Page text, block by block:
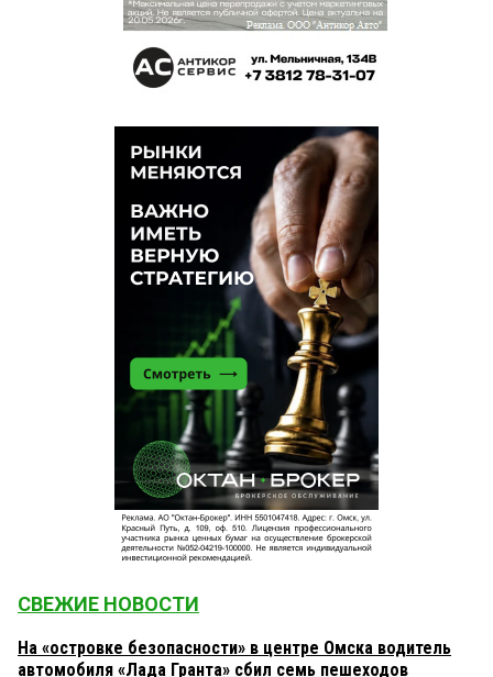
СВЕЖИЕ НОВОСТИ
На «островке безопасности» в центре Омска водитель
автомобиля «Лада Гранта» сбил семь пешеходов